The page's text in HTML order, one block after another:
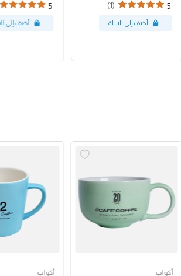
5
(1)
5
أكواب أكواب